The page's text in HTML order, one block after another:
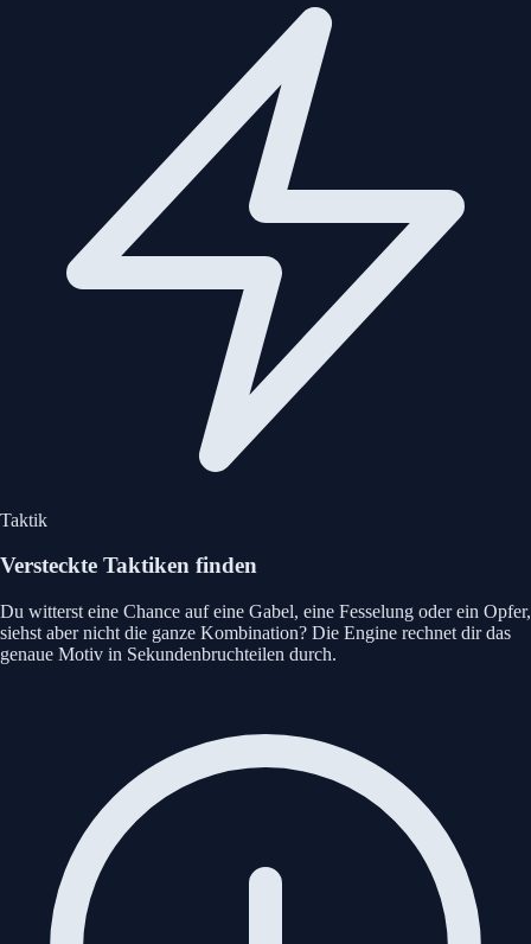
Taktik
Versteckte Taktiken finden
Du witterst eine Chance auf eine Gabel, eine Fesselung oder ein Opfer,
siehst aber nicht die ganze Kombination? Die Engine rechnet dir das
genaue Motiv in Sekundenbruchteilen durch.